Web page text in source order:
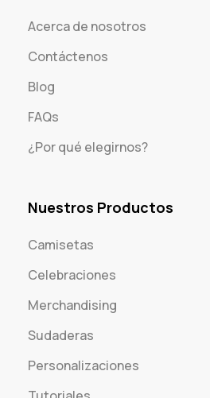
Acerca de nosotros
Contáctenos
Blog
FAQs
¿Por qué elegirnos?
Nuestros Productos
Camisetas
Celebraciones
Merchandising
Sudaderas
Personalizaciones